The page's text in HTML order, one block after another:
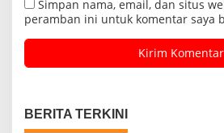
Simpan nama, email, dan situs
peramban ini untuk komentar saya
BERITA TERKINI